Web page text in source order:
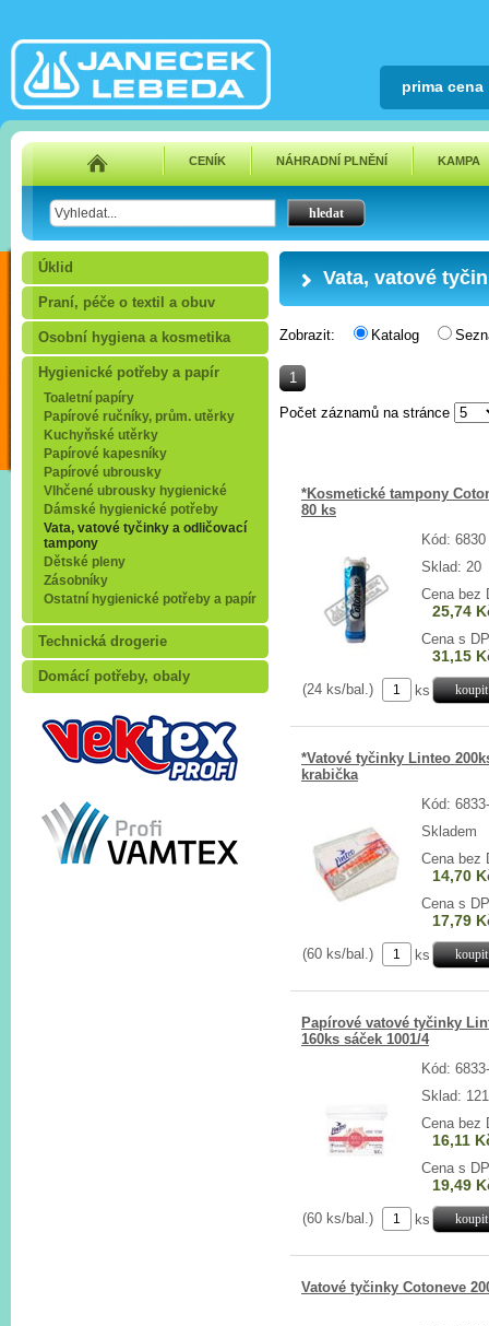
prima cena
CENÍK NÁHRADNÍ PLNĚNÍ KAMPA
Úklid
Praní, péče o textil a obuv
Osobní hygiena a kosmetika
Hygienické potřeby a papír
Toaletní papíry
Papírové ručníky, prům. utěrky
Kuchyňské utěrky
Papírové kapesníky
Papírové ubrousky
Vlhčené ubrousky hygienické
Dámské hygienické potřeby
Vata, vatové tyčinky a odličovací
tampony
Dětské pleny
Zásobníky
Ostatní hygienické potřeby a papír
Technická drogerie
Domácí potřeby, obaly
Vata, vatové
Zobrazit: Katalog
1
Počet záznamů na stránce
*Kosmetické tampony
80 ks
Kód: 6830
Sklad: 20
Cena bez
25,74
Cena s
31,15
(24 ks/bal.) ks
*Vatové tyčinky Linteo
krabička
Kód:
Skladem
Cena bez
14,70
Cena s
17,79
(60 ks/bal.) ks
Papírové vatové tyčinky
160ks sáček 1001/4
Kód:
Sklad: 121
Cena bez
16,11
Cena s
19,49
(60 ks/bal.) ks
Vatové tyčinky Cotoneve